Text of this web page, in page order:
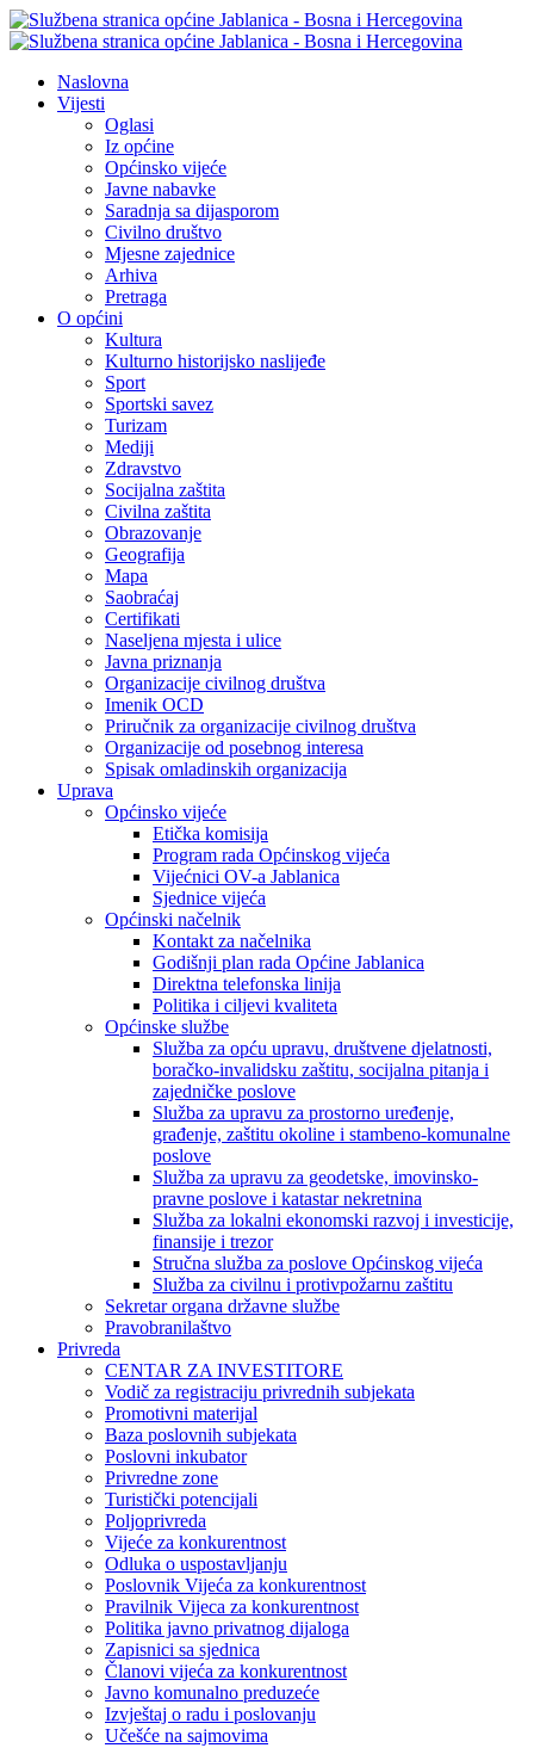
Naslovna
Vijesti
Oglasi
Iz općine
Općinsko vijeće
Javne nabavke
Saradnja sa dijasporom
Civilno društvo
Mjesne zajednice
Arhiva
Pretraga
O općini
Kultura
Kulturno historijsko naslijeđe
Sport
Sportski savez
Turizam
Mediji
Zdravstvo
Socijalna zaštita
Civilna zaštita
Obrazovanje
Geografija
Mapa
Saobraćaj
Certifikati
Naseljena mjesta i ulice
Javna priznanja
Organizacije civilnog društva
Imenik OCD
Priručnik za organizacije civilnog društva
Organizacije od posebnog interesa
Spisak omladinskih organizacija
Uprava
Općinsko vijeće
Etička komisija
Program rada Općinskog vijeća
Vijećnici OV-a Jablanica
Sjednice vijeća
Općinski načelnik
Kontakt za načelnika
Godišnji plan rada Općine Jablanica
Direktna telefonska linija
Politika i ciljevi kvaliteta
Općinske službe
Služba za opću upravu, društvene djelatnosti,
boračko-invalidsku zaštitu, socijalna pitanja i
zajedničke poslove
Služba za upravu za prostorno uređenje,
građenje, zaštitu okoline i stambeno-komunalne
poslove
Služba za upravu za geodetske, imovinsko-
pravne poslove i katastar nekretnina
Služba za lokalni ekonomski razvoj i investicije,
finansije i trezor
Stručna služba za poslove Općinskog vijeća
Služba za civilnu i protivpožarnu zaštitu
Sekretar organa državne službe
Pravobranilaštvo
Privreda
CENTAR ZA INVESTITORE
Vodič za registraciju privrednih subjekata
Promotivni materijal
Baza poslovnih subjekata
Poslovni inkubator
Privredne zone
Turistički potencijali
Poljoprivreda
Vijeće za konkurentnost
Odluka o uspostavljanju
Poslovnik Vijeća za konkurentnost
Pravilnik Vijeca za konkurentnost
Politika javno privatnog dijaloga
Zapisnici sa sjednica
Članovi vijeća za konkurentnost
Javno komunalno preduzeće
Izvještaj o radu i poslovanju
Učešće na sajmovima